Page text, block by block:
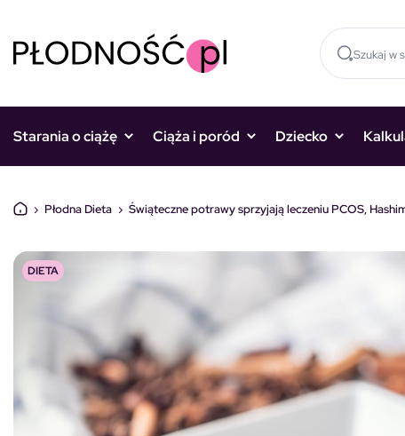
Starania o ciążę Ciąża i poród Dziecko
› Płodna Dieta › Świąteczne potrawy sprzyjają leczeniu PCOS,
DIETA